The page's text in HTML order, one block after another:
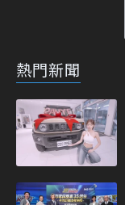
熱門新聞